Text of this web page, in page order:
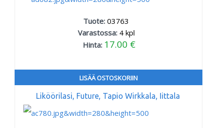
Tuote:03763
Varastossa: 4kpl
Hinta: 17.00 €
LISÄÄ OSTOSKORIIN
Liköörilasi, Future, Tapio Wirkkala, Iittala